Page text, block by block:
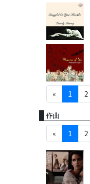
« 1 2
作曲
«
1 2